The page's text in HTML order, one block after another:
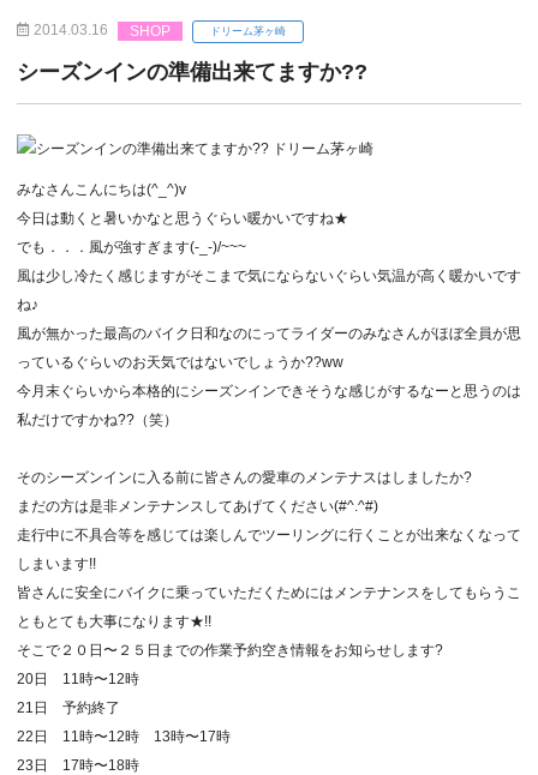
2014.03.16 SHOP ドリーム茅ヶ崎
シーズンインの準備出来てますか??
みなさんこんにちは(^_^)v
今日は動くと暑いかなと思うぐらい暖かいですね★
でも．．．風が強すぎます(-_-)/~~~
風は少し冷たく感じますがそこまで気にならないぐらい気温が高く暖かいです
ね♪
風が無かった最高のバイク日和なのにってライダーのみなさんがほぼ全員が思
っているぐらいのお天気ではないでしょうか??ww
今月末ぐらいから本格的にシーズンインできそうな感じがするなーと思うのは
私だけですかね??（笑）
そのシーズンインに入る前に皆さんの愛車のメンテナスはしましたか?
まだの方は是非メンテナンスしてあげてください(#^.^#)
走行中に不具合等を感じては楽しんでツーリングに行くことが出来なくなって
しまいます!!
皆さんに安全にバイクに乗っていただくためにはメンテナンスをしてもらうこ
ともとても大事になります★!!
そこで２０日〜２５日までの作業予約空き情報をお知らせします?
20日 11時〜12時
21日 予約終了
22日 11時〜12時 13時〜17時
23日 17時〜18時